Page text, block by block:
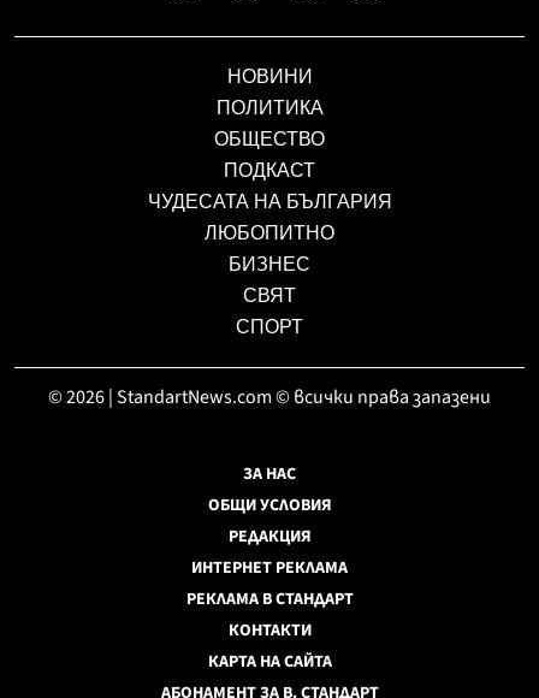
НОВИНИ
ПОЛИТИКА
ОБЩЕСТВО
ПОДКАСТ
ЧУДЕСАТА НА БЪЛГАРИЯ
ЛЮБОПИТНО
БИЗНЕС
СВЯТ
СПОРТ
© 2026 | StandartNews.com © всички права запазени
ЗА НАС
ОБЩИ УСЛОВИЯ
РЕДАКЦИЯ
ИНТЕРНЕТ РЕКЛАМА
РЕКЛАМА В СТАНДАРТ
КОНТАКТИ
КАРТА НА САЙТА
АБОНАМЕНТ ЗА В. СТАНДАРТ